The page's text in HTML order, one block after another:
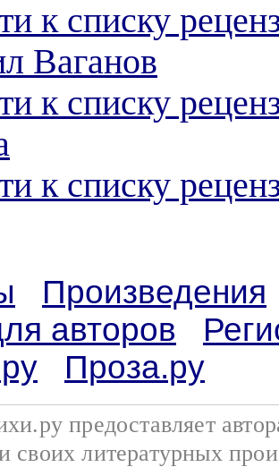
к списку
Ваганов
к списку
к списку
Произведения
авторов
Проза.ру
предоставляет
своих литературных